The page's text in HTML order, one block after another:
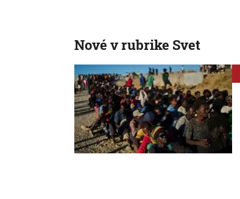
Nové v rubrike Svet